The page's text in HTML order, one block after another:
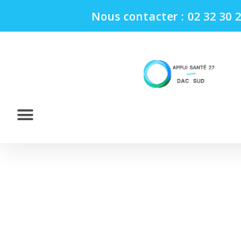
Nous contacter : 02 32 30